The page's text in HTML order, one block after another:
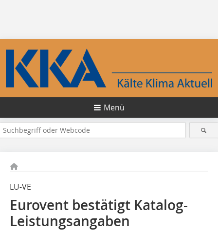
Menü
LU-VE
Eurovent bestätigt Katalog-
Leistungsangaben